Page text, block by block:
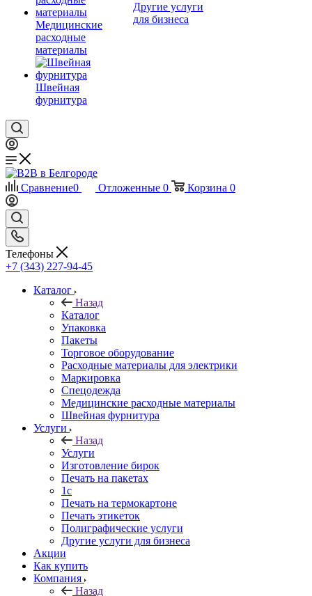
Медицинские
расходные
материалы
Швейная
фурнитура
Другие услуги
для бизнеса
Сравнение0 Отложенные 0 Корзина 0
Телефоны
+7 (343) 227-94-45
Каталог
Назад
Каталог
Упаковка
Пакеты
Торговое оборудование
Расходные материалы для электрики
Маркировка
Спецодежда
Медицинские расходные материалы
Швейная фурнитура
Услуги
Назад
Услуги
Изготовление бирок
Печать на пакетах
1c
Печать на термокартоне
Печать этикеток
Полиграфические услуги
Другие услуги для бизнеса
Акции
Как купить
Компания
Назад